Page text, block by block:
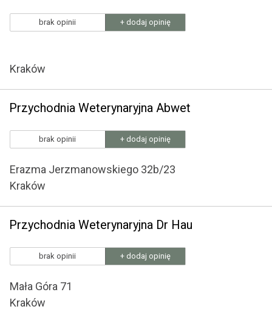
brak opinii + dodaj opinię
Kraków
Przychodnia Weterynaryjna Abwet
brak opinii + dodaj opinię
Erazma Jerzmanowskiego 32b/23
Kraków
Przychodnia Weterynaryjna Dr Hau
brak opinii + dodaj opinię
Mała Góra 71
Kraków